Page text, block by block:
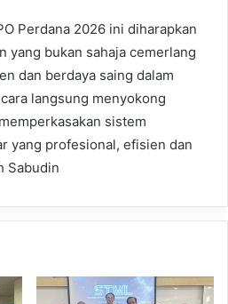
Perdana 2026 ini diharapkan
yang bukan sahaja cemerlang
dan berdaya saing dalam
langsung menyokong
sistem
yang profesional, efisien dan
Sabudin